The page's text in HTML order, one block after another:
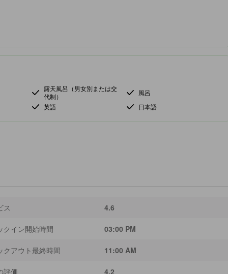
露天風呂（男女別または交
代制）
風呂
英語
日本語
ス 4.6
クイン開始時間 03:00 PM
クアウト最終時間 11:00 AM
評価 4.2